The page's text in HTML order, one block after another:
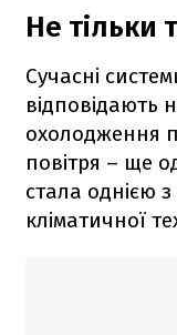
Не тільки
Сучасні
відповідають
охолодження
повітря – ще
стала однією
кліматичної